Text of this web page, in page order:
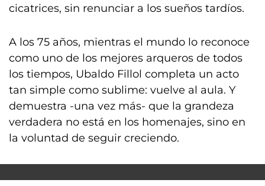
cicatrices, sin renunciar a los sueños tardíos.
A los 75 años, mientras el mundo lo reconoce
como uno de los mejores arqueros de todos
los tiempos, Ubaldo Fillol completa un acto
tan simple como sublime: vuelve al aula. Y
demuestra -una vez más- que la grandeza
verdadera no está en los homenajes, sino en
la voluntad de seguir creciendo.